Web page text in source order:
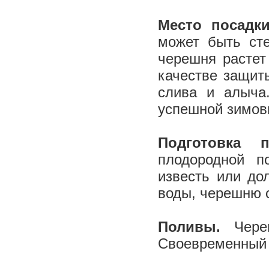
Место
может быть
черешня
качестве
слива и
успешной
плодородной
известь или
воды, черешню
Поливы.